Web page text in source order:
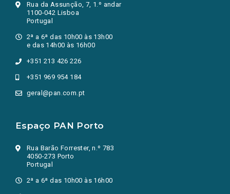
Rua da Assunção, 7, 1.º andar
1100-042 Lisboa
Portugal
2ª a 6ª das 10h00 às 13h00
e das 14h00 às 16h00
+351 213 426 226
+351 969 954 184
geral@pan.com.pt
Espaço PAN Porto
Rua Barão Forrester, n.º 783
4050-273 Porto
Portugal
2ª a 6ª das 10h00 às 16h00